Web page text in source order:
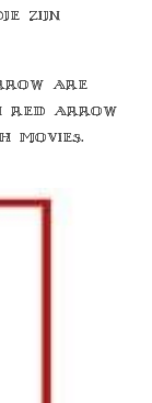
zijn
are
red arrow